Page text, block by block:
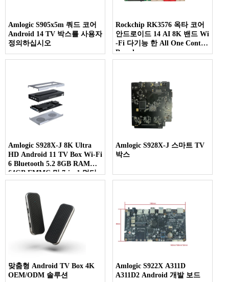
Amlogic S905x5m 쿼드 코어
Android 14 TV 박스를 사용자
정의하십시오
Rockchip RK3576 옥타 코어
안드로이드 14 AI 8K 밴드 Wi
-Fi 다기능 한 All One Control
Board
Amlogic S928X-J 8K Ultra
HD Android 11 TV Box Wi-Fi
6 Bluetooth 5.2 8GB RAM
64GB EMMC 및 7-in-1 멀티
스크린 디스플레이
Amlogic S928X-J 스마트 TV
박스
맞춤형 Android TV Box 4K
OEM/ODM 솔루션
Amlogic S922X A311D
A311D2 Android 개발 보드